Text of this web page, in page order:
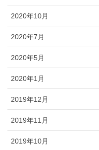
2020年10月
2020年7月
2020年5月
2020年1月
2019年12月
2019年11月
2019年10月